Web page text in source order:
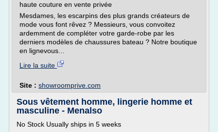
haute couture en vente privée
Mesdames, les escarpins des plus grands créateurs de
mode vous font rêvez ? Messieurs, vous convoitez
ardemment de compléter votre garde-robe par les
derniers modèles de chaussures bateau ? Notre boutique
en lignevous...
Lire la suite
Site : showroomprive.com
Sous vêtement homme, lingerie homme et
masculine - Menalso
No Stock Usually ships in 5 weeks